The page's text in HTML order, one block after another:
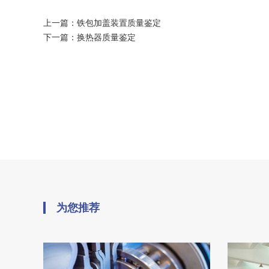
上一篇： 铁包加盖装置质量鉴定
下一篇： 换热器质量鉴定
为您推荐